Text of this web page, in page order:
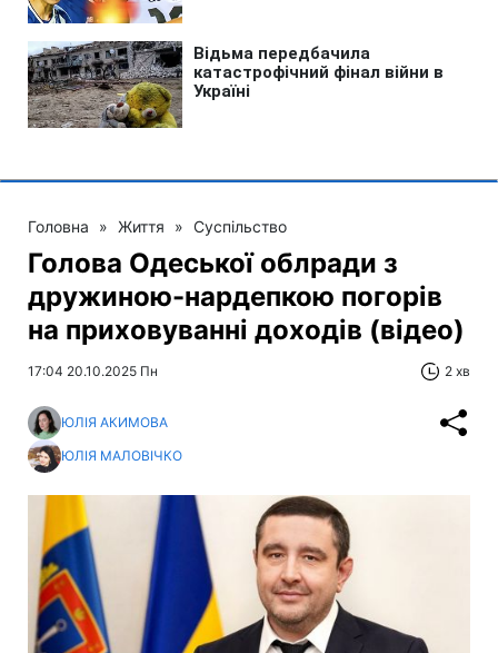
Головна » Життя » Суспільство
Голова Одеської облради з
дружиною-нардепкою погорів
на приховуванні доходів (відео)
17:04 20.10.2025 Пн 2 хв
ЮЛІЯ АКИМОВА
ЮЛІЯ МАЛОВІЧКО